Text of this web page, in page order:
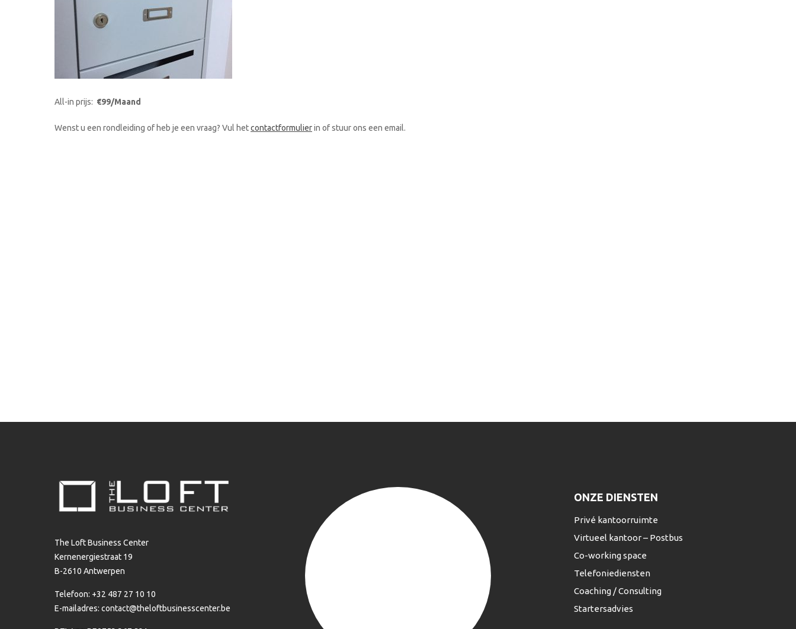
All-in prijs: €99/Maand
Wenst u een rondleiding of heb je een vraag? Vul hetcontactformulierin of stuur ons een email.
The Loft Business Center
Kernenergiestraat 19
B-2610 Antwerpen
Telefoon: +32 487 27 10 10
E-mailadres: contact@theloftbusinesscenter.be
ONZE DIENSTEN
Privé kantoorruimte
Virtueel kantoor – Postbus
Co-working space
Telefoniediensten
Coaching / Consulting
Startersadvies